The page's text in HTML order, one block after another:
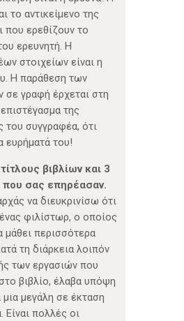
το αντικείμενο της
που ερεθίζουν το
ερευνητή. Η
στοιχείων είναι η
Η παράθεση των
σε γραφή έρχεται στη
της
του συγγραφέα, ότι
ευρήματά του!
βιβλίων και 3
που σας επηρέασαν.
να διευκρινίσω ότι
φιλίστωρ, ο οποίος
μάθει περισσότερα
τη διάρκεια λοιπόν
των εργασιών που
βιβλίο, έλαβα υπόψη
μια μεγάλη σε έκταση
Είναι πολλές οι